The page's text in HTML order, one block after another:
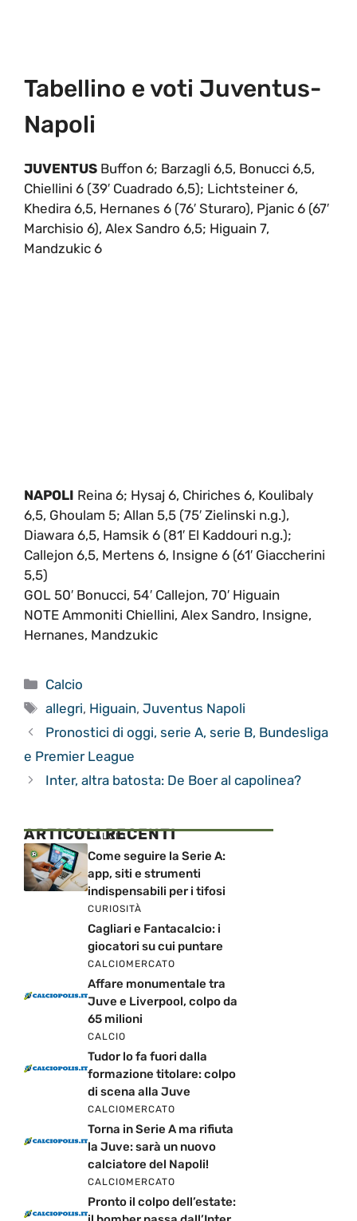
Tabellino e voti Juventus-
Napoli
JUVENTUS Buffon 6; Barzagli 6,5, Bonucci 6,5,
Chiellini 6 (39′ Cuadrado 6,5); Lichtsteiner 6,
Khedira 6,5, Hernanes 6 (76′ Sturaro), Pjanic 6 (67′
Marchisio 6), Alex Sandro 6,5; Higuain 7,
Mandzukic 6
NAPOLI Reina 6; Hysaj 6, Chiriches 6, Koulibaly
6,5, Ghoulam 5; Allan 5,5 (75′ Zielinski n.g.),
Diawara 6,5, Hamsik 6 (81′ El Kaddouri n.g.);
Callejon 6,5, Mertens 6, Insigne 6 (61′ Giaccherini
5,5)
GOL 50′ Bonucci, 54′ Callejon, 70′ Higuain
NOTE Ammoniti Chiellini, Alex Sandro, Insigne,
Hernanes, Mandzukic
Categorie
Calcio
Tag
allegri, Higuain,Juventus Napoli
Pronostici di oggi, serie A, serie B, Bundesliga
e Premier League
Inter, altra batosta: De Boer al capolinea?
ARTICOLI RECENTI
CALCIO
Come seguire la Serie A:
app, siti e strumenti
indispensabili per i tifosi
CURIOSITÀ
Cagliari e Fantacalcio: i
giocatori su cui puntare
CALCIOMERCATO
Affare monumentale tra
Juve e Liverpool, colpo da
65 milioni
CALCIO
Tudor lo fa fuori dalla
formazione titolare: colpo
di scena alla Juve
CALCIOMERCATO
Torna in Serie A ma rifiuta
la Juve: sarà un nuovo
calciatore del Napoli!
CALCIOMERCATO
Pronto il colpo dell’estate: